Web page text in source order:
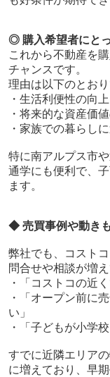
◎ 購入希望者にと
これから不動産を
チャンスです。
理由は以下のとおり
・生活利便性の向
・将来的な資産価
・家族での暮らし
特に南アルプス市
通学にも便利で、
ます。
◆ 売買事例や動き
弊社でも、コスト
問合せや相談が増え
・「コストコの近
・「オープン前に
い」
・「子どもが小学
すでに近隣エリア
に増えており、早